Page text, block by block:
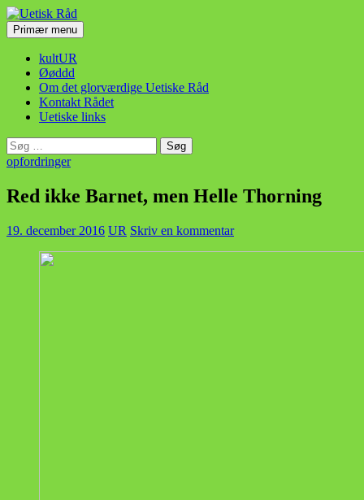
Hop
til
indhold
Uetisk Råd
SøgPrimær menu
kultUR
Øøddd
Om det glorværdige Uetiske Råd
Kontakt Rådet
Uetiske links
Søg
efter:
opfordringer
Red ikke Barnet, men Helle Thorning
19. december 2016 UR Skriv en kommentar